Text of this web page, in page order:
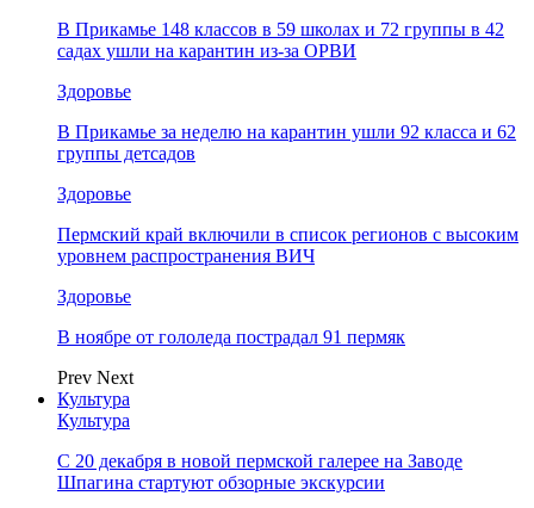
В Прикамье 148 классов в 59 школах и 72 группы в 42
садах ушли на карантин из-за ОРВИ
Здоровье
В Прикамье за неделю на карантин ушли 92 класса и 62
группы детсадов
Здоровье
Пермский край включили в список регионов с высоким
уровнем распространения ВИЧ
Здоровье
В ноябре от гололеда пострадал 91 пермяк
Prev Next
Культура
Культура
С 20 декабря в новой пермской галерее на Заводе
Шпагина стартуют обзорные экскурсии